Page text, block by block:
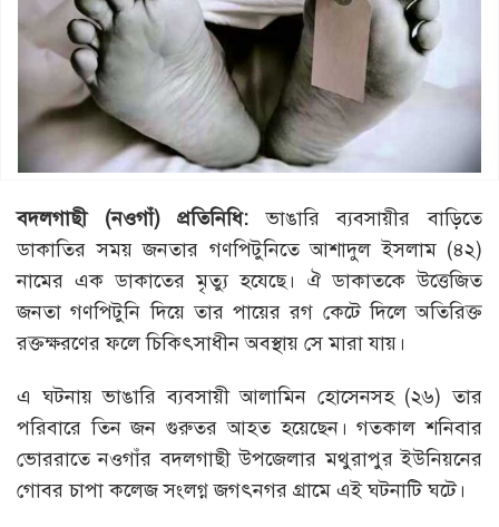
বদলগাছী (নওগাঁ) প্রতিনিধি: ভাঙারি ব্যবসায়ীর বাড়িতে
ডাকাতির সময় জনতার গণপিটুনিতে আশাদুল ইসলাম (৪২)
নামের এক ডাকাতের মৃত্যু হযেছে। ঐ ডাকাতকে উত্তেজিত
জনতা গণপিটুনি দিয়ে তার পায়ের রগ কেটে দিলে অতিরিক্ত
রক্তক্ষরণের ফলে চিকিৎসাধীন অবস্থায় সে মারা যায়।
এ ঘটনায় ভাঙারি ব্যবসায়ী আলামিন হোসেনসহ (২৬) তার
পরিবারে তিন জন গুরুতর আহত হয়েছেন। গতকাল শনিবার
ভোররাতে নওগাঁর বদলগাছী উপজেলার মথুরাপুর ইউনিয়নের
গোবর চাপা কলেজ সংলগ্ন জগৎনগর গ্রামে এই ঘটনাটি ঘটে।